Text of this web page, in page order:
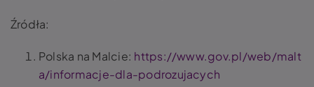
Źródła:
Polska na Malcie: https://www.gov.pl/web/malt
a/informacje-dla-podrozujacych